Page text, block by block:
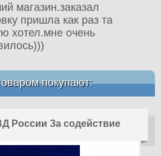
магазин.заказал
пришла как раз та
хотел.мне очень
покупают:
России За содействие